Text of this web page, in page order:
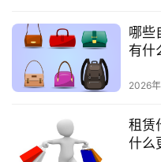
视
频
号
宝
哪些
有什
2026
租赁
什么